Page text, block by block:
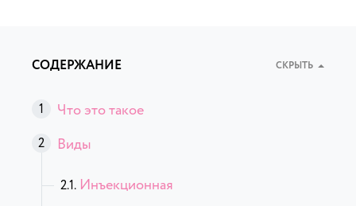
СОДЕРЖАНИЕ СКРЫТЬ
Что это такое
Виды
Инъекционная